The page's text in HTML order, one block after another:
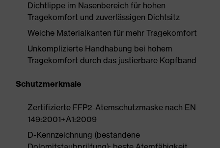
Dichtlippe im Nasenbereich für hohen
Tragekomfort und zuverlässigen Dichtsitz
Weiche Materialkanten für mehr Tragekomfort
Unkomplizierte Handhabung bei hohem
Tragekomfort durch das justierbare Kopfband
Schutzmerkmale
Zertifizierte FFP2-Atemschutzmaske nach EN
149:2001+A1:2009
D-Kennzeichnung (bestandene